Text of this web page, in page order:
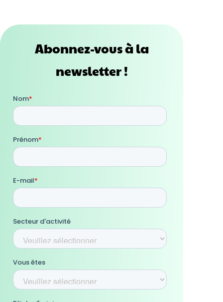
Abonnez-vous à la
newsletter !